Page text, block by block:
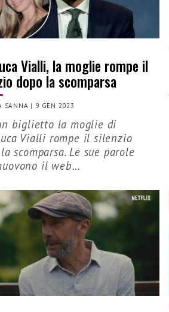
Vialli, la moglie rompe il
dopo la scomparsa
SANNA | 9 GEN 2023
biglietto la moglie di
Vialli rompe il silenzio
scomparsa. Le sue parole
il web...